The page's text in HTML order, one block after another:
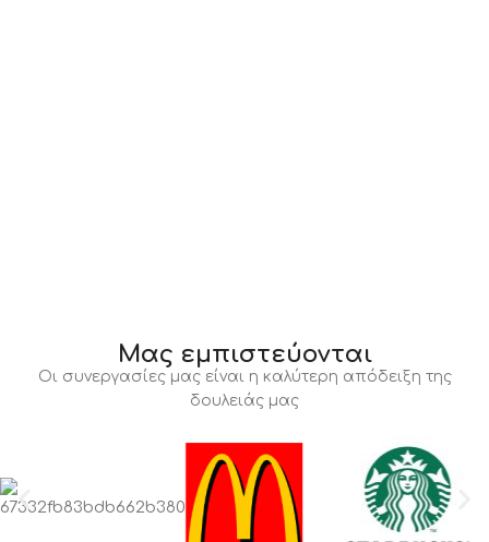
Μας εμπιστεύονται
Οι συνεργασίες μας είναι η καλύτερη απόδειξη της
δουλειάς μας